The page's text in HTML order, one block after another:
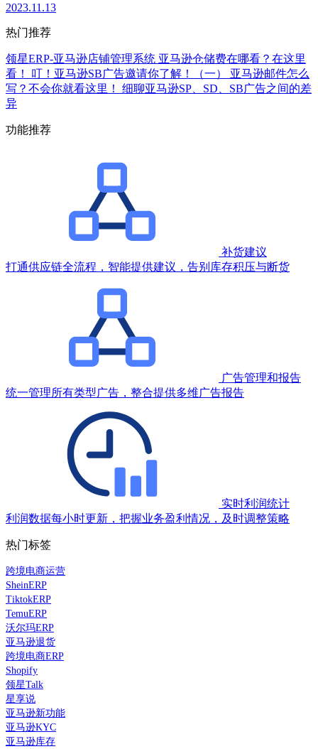
2023.11.13
热门推荐
领星ERP-亚马逊店铺管理系统 亚马逊仓储费在哪看？在这里
看！
叮！亚马逊SB广告邀请你了解！（一）
亚马逊邮件怎么
写？不会你就看这里！
细聊亚马逊SP、SD、SB广告之间的差
异
功能推荐
补货建议
打通供应链全流程，智能提供建议，告别库存积压与断货
广告管理和报告
统一管理所有类型广告，整合提供多维广告报告
实时利润统计
利润数据每小时更新，把握业务盈利情况，及时调整策略
热门标签
跨境电商运营
SheinERP
TiktokERP
TemuERP
沃尔玛ERP
亚马逊退货
跨境电商ERP
Shopify
领星Talk
星享说
亚马逊新功能
亚马逊KYC
亚马逊库存